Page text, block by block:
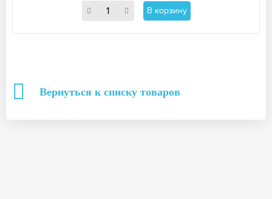
В корзину
Вернуться к списку товаров